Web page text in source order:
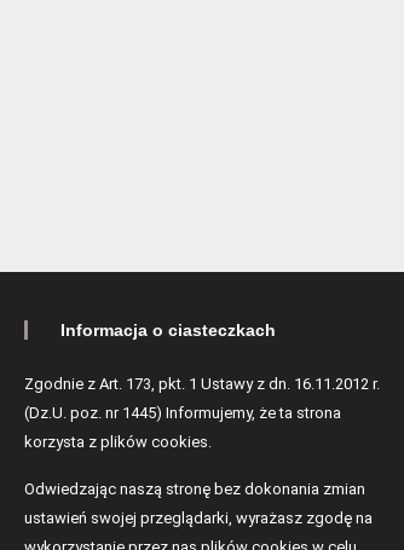
Informacja o ciasteczkach
Zgodnie z Art. 173, pkt. 1 Ustawy z dn. 16.11.2012 r.
(Dz.U. poz. nr 1445) Informujemy, że ta strona
korzysta z plików cookies.
Odwiedzając naszą stronę bez dokonania zmian
ustawień swojej przeglądarki, wyrażasz zgodę na